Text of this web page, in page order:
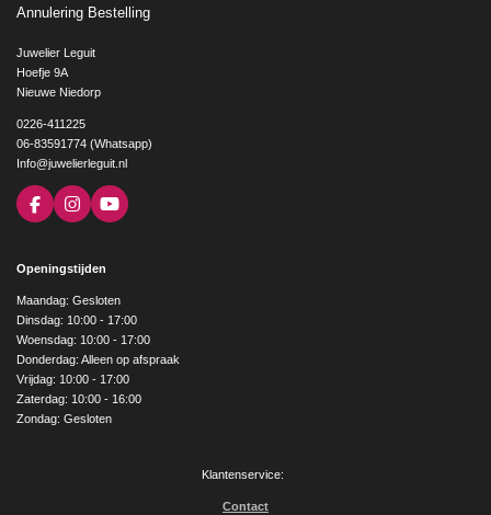
Annulering Bestelling
Juwelier Leguit
Hoefje 9A
Nieuwe Niedorp
0226-411225
06-83591774 (Whatsapp)
Info@juwelierleguit.nl
F
a
b
o
k
I
n
a
g
r
a
m
Y
o
e
Openingstijden
Maandag: Gesloten
Dinsdag: 10:00 - 17:00
Woensdag: 10:00 - 17:00
Donderdag: Alleen op afspraak
Vrijdag: 10:00 - 17:00
Zaterdag: 10:00 - 16:00
Zondag: Gesloten
Klantenservice:
Contact